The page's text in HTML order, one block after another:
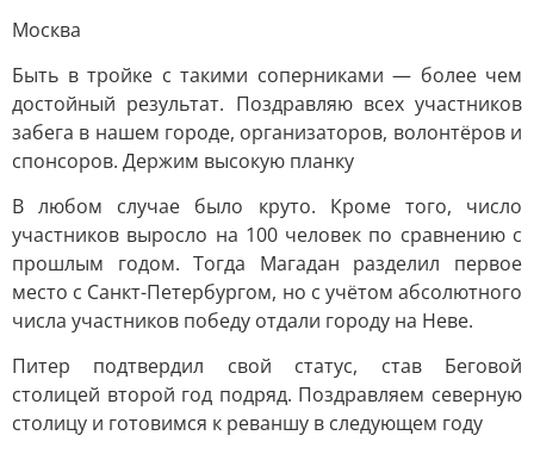
Москва
Быть в тройке с такими соперниками — более чем
достойный результат. Поздравляю всех участников
забега в нашем городе, организаторов, волонтёров и
спонсоров. Держим высокую планку
В любом случае было круто. Кроме того, число
участников выросло на 100 человек по сравнению с
прошлым годом. Тогда Магадан разделил первое
место с Санкт-Петербургом, но с учётом абсолютного
числа участников победу отдали городу на Неве.
Питер подтвердил свой статус, став Беговой
столицей второй год подряд. Поздравляем северную
столицу и готовимся к реваншу в следующем году